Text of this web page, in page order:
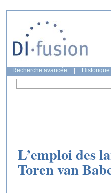
Recherche avancée
L’emploi des
Toren van